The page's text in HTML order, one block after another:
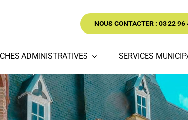
NOUS CONTACTER : 03 22 96
ADMINISTRATIVES SERVICES